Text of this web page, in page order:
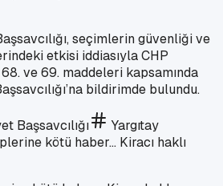
seçimlerin güvenliği ve
etkisi iddiasıyla CHP
68. ve 69. maddeleri kapsamında
bildirimde bulundu.
Başsavcılığı Yargıtay